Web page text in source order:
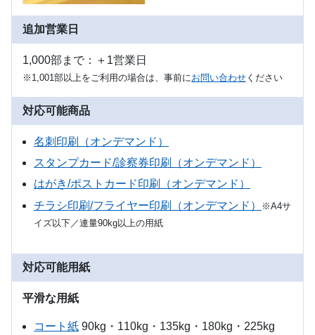
追加営業日
1,000部まで：＋1営業日
※1,001部以上をご利用の場合は、事前にお問い合わせ ください
対応可能商品
名刺印刷（オンデマンド）
スタンプカード/診察券印刷（オンデマンド）
はがき/ポストカード印刷（オンデマンド）
チラシ印刷/フライヤー印刷（オンデマンド）
※A4サ
イズ以下／連量90kg以上の用紙
対応可能用紙
平滑な用紙
コート紙 90kg・110kg・135kg・180kg・225kg